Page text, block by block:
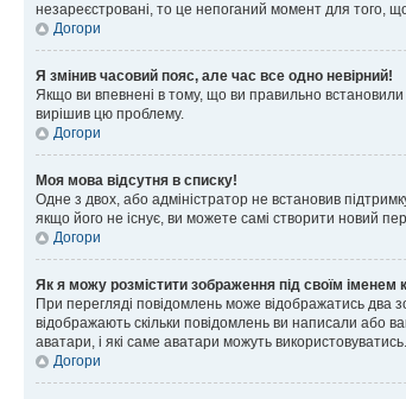
незареєстровані, то це непоганий момент для того,
Догори
Я змінив часовий пояс, але час все одно невірний!
Якщо ви впевнені в тому, що ви правильно встановили
вирішив цю проблему.
Догори
Моя мова відсутня в списку!
Одне з двох, або адміністратор не встановив
якщо його не існує, ви можете самі створити новий
Догори
Як я можу розмістити зображення під своїм іменем
При перегляді повідомлень може відображатись два
відображають скільки повідомлень ви написали або
аватари, і які саме аватари можуть
Догори